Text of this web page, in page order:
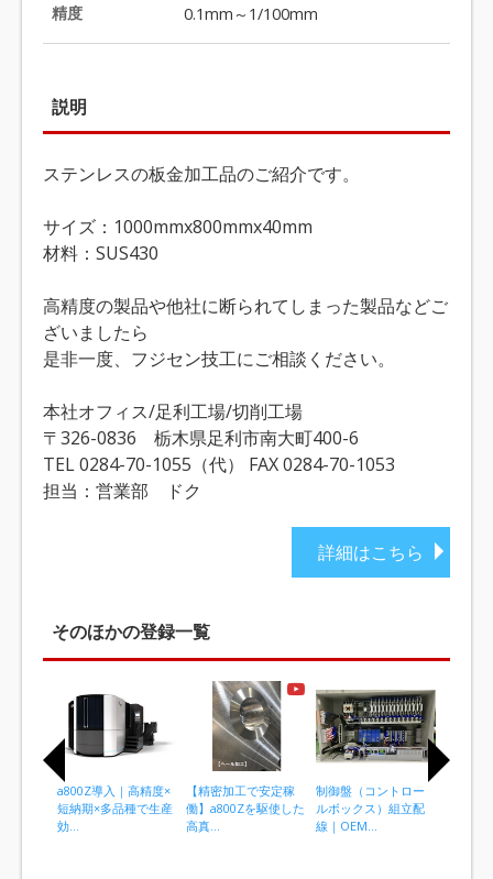
精度 0.1mm～1/100mm
説明
ステンレスの板金加工品のご紹介です。
サイズ：1000mmx800mmx40mm
材料：SUS430
高精度の製品や他社に断られてしまった製品などご
ざいましたら
是非一度、フジセン技工にご相談ください。
本社オフィス/足利工場/切削工場
〒326-0836 栃木県足利市南大町400-6
TEL 0284-70-1055（代） FAX 0284-70-1053
担当：営業部 ドク
詳細はこちら
そのほかの登録一覧
a800Z導入｜高精度×
短納期×多品種で生産
効...
【精密加工で安定稼
働】a800Zを駆使した
高真...
制御盤（コントロー
ルボックス）組立配
線｜OEM...